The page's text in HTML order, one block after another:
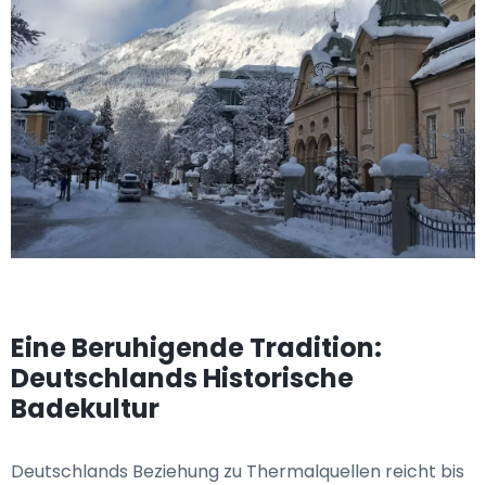
Eine Beruhigende Tradition:
Deutschlands Historische
Badekultur
Deutschlands Beziehung zu Thermalquellen reicht bis